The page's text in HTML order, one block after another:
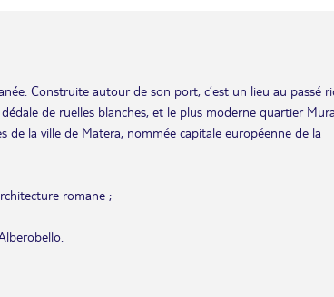
Construite autour de son port, c’est un lieu au passé
de ruelles blanches, et le plus moderne quartier
la ville de Matera, nommée capitale européenne de la
romane ;